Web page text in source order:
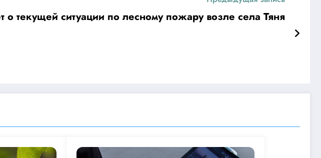
текущей ситуации по лесному пожару возле села Тяня